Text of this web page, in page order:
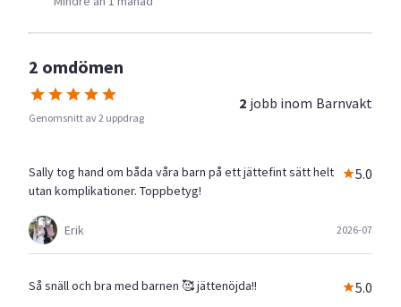
2 omdömen
Genomsnitt av 2 uppdrag
2 jobb inom Barnvakt
Sally tog hand om båda våra barn på ett jättefint sätt helt
utan komplikationer. Toppbetyg!
5.0
Erik 2026-07
Så snäll och bra med barnen 🥰 jättenöjda!! 5.0